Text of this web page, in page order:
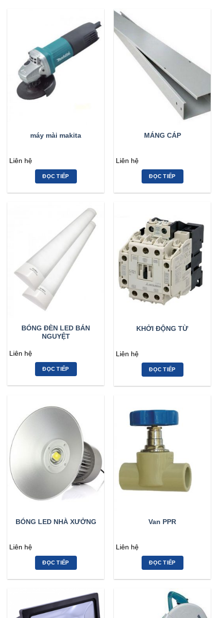
máy mài makita
Liên hệ
ĐỌC TIẾP
MÁNG CÁP
Liên hệ
ĐỌC TIẾP
BÓNG ĐÈN LED BÁN
NGUYỆT
Liên hệ
ĐỌC TIẾP
KHỞI ĐỘNG TỪ
Liên hệ
ĐỌC TIẾP
BÓNG LED NHÀ XƯỞNG
Liên hệ
ĐỌC TIẾP
Van PPR
Liên hệ
ĐỌC TIẾP